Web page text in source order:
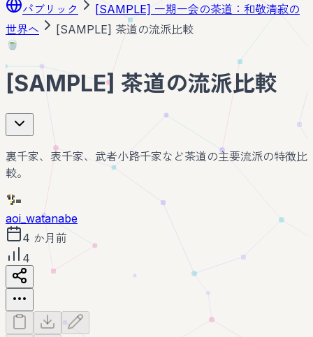
パブリック
[SAMPLE] 一期一会の茶道：和敬清寂の
世界へ
[SAMPLE] 茶道の流派比較
🍵
[SAMPLE] 茶道の流派比較
裏千家、表千家、武者小路千家など茶道の主要流派の特徴比
較。
aoi_watanabe
4 か月前
4